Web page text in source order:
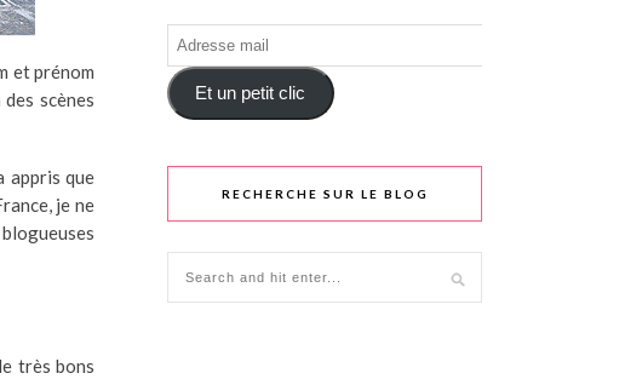
et prénom
scènes
appris que
je ne
très bons
Adresse
mail
Et un petit clic
RECHERCHE SUR LE BLOG